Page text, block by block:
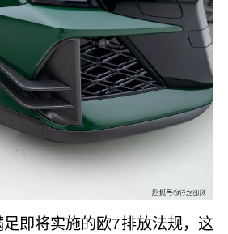
即将实施的欧7排放法规，这